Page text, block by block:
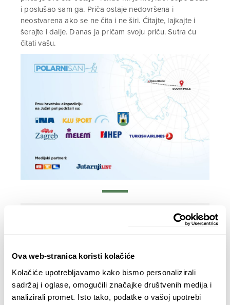
Ova web-stranica koristi kolačiće
Kolačiće upotrebljavamo kako bismo personalizirali
sadržaj i oglase, omogućili značajke društvenih medija i
analizirali promet. Isto tako, podatke o vašoj upotrebi
i poslušao sam ga. Priča ostaje nedovršena i
neostvarena ako se ne čita i ne širi. Čitajte, lajkajte i
šerajte i dalje. Danas ja pričam svoju priču. Sutra ću
čitati vašu.